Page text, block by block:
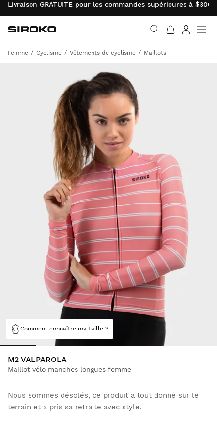
Livraison GRATUITE pour les commandes supérieures à
Retourner à la page
Siroko.com
Femme Cyclisme Vêtements de cyclisme Maillots
Comment connaître ma taille ?
M2 VALPAROLA
Maillot vélo manches longues femme
Nous sommes désolés, ce produit a tout donné sur le
terrain et a pris sa retraite avec style.